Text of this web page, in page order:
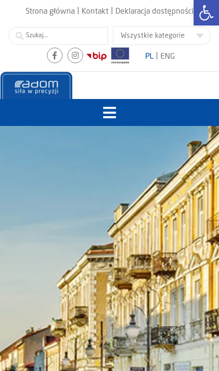
Strona główna Kontakt Deklaracja dostępności
PL ENG